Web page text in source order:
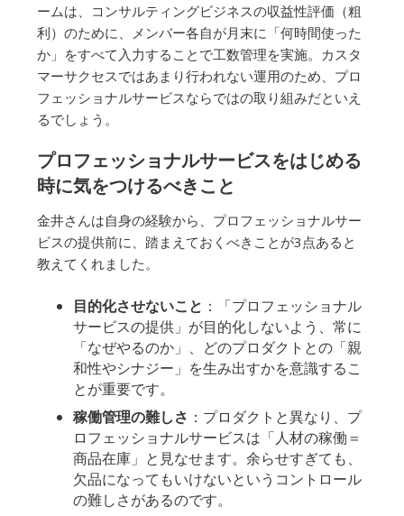
ームは、コンサルティングビジネスの収益性評価（粗
利）のために、メンバー各自が月末に「何時間使った
か」をすべて入力することで工数管理を実施。カスタ
マーサクセスではあまり行われない運用のため、プロ
フェッショナルサービスならではの取り組みだといえ
るでしょう。
プロフェッショナルサービスをはじめる
時に気をつけるべきこと
金井さんは自身の経験から、プロフェッショナルサー
ビスの提供前に、踏まえておくべきことが3点あると
教えてくれました。
目的化させないこと ：「プロフェッショナル
サービスの提供」が目的化しないよう、常に
「なぜやるのか」、どのプロダクトとの「親
和性やシナジー」を生み出すかを意識するこ
とが重要です。
稼働管理の難しさ ：プロダクトと異なり、プ
ロフェッショナルサービスは「人材の稼働＝
商品在庫」と見なせます。余らせすぎても、
欠品になってもいけないというコントロール
の難しさがあるのです。